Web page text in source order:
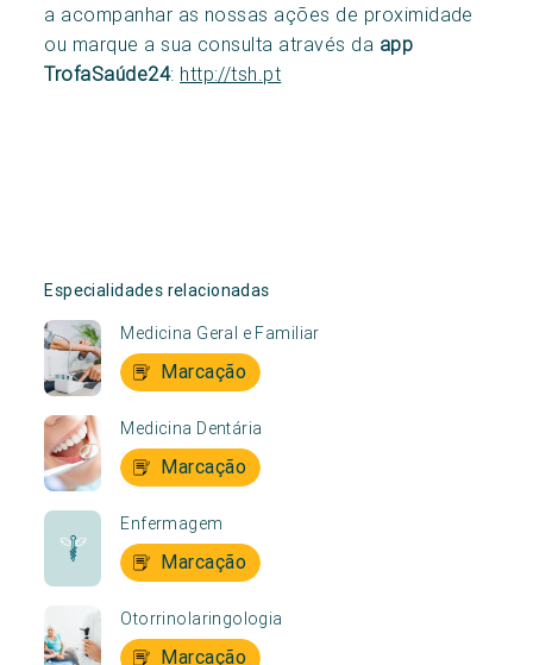
a acompanhar as nossas ações de proximidade
ou marque a sua consulta através da app
TrofaSaúde24: http://tsh.pt
Especialidades relacionadas
Medicina Geral e Familiar
Marcação
Medicina Dentária
Marcação
Enfermagem
Marcação
Otorrinolaringologia
Marcação